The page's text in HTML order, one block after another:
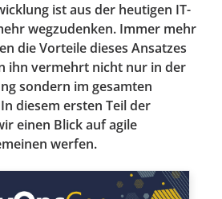
ist aus der heutigen IT-
wegzudenken. Immer mehr
die Vorteile dieses Ansatzes
ihn vermehrt nicht nur in der
sondern im gesamten
diesem ersten Teil der
einen Blick auf agile
werfen.